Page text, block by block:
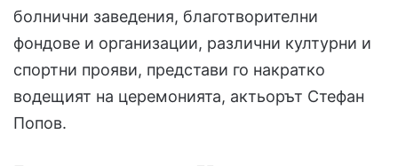
болнични заведения, благотворителни
фондове и организации, различни културни и
спортни прояви, представи го накратко
водещият на церемонията, актьорът Стефан
Попов.